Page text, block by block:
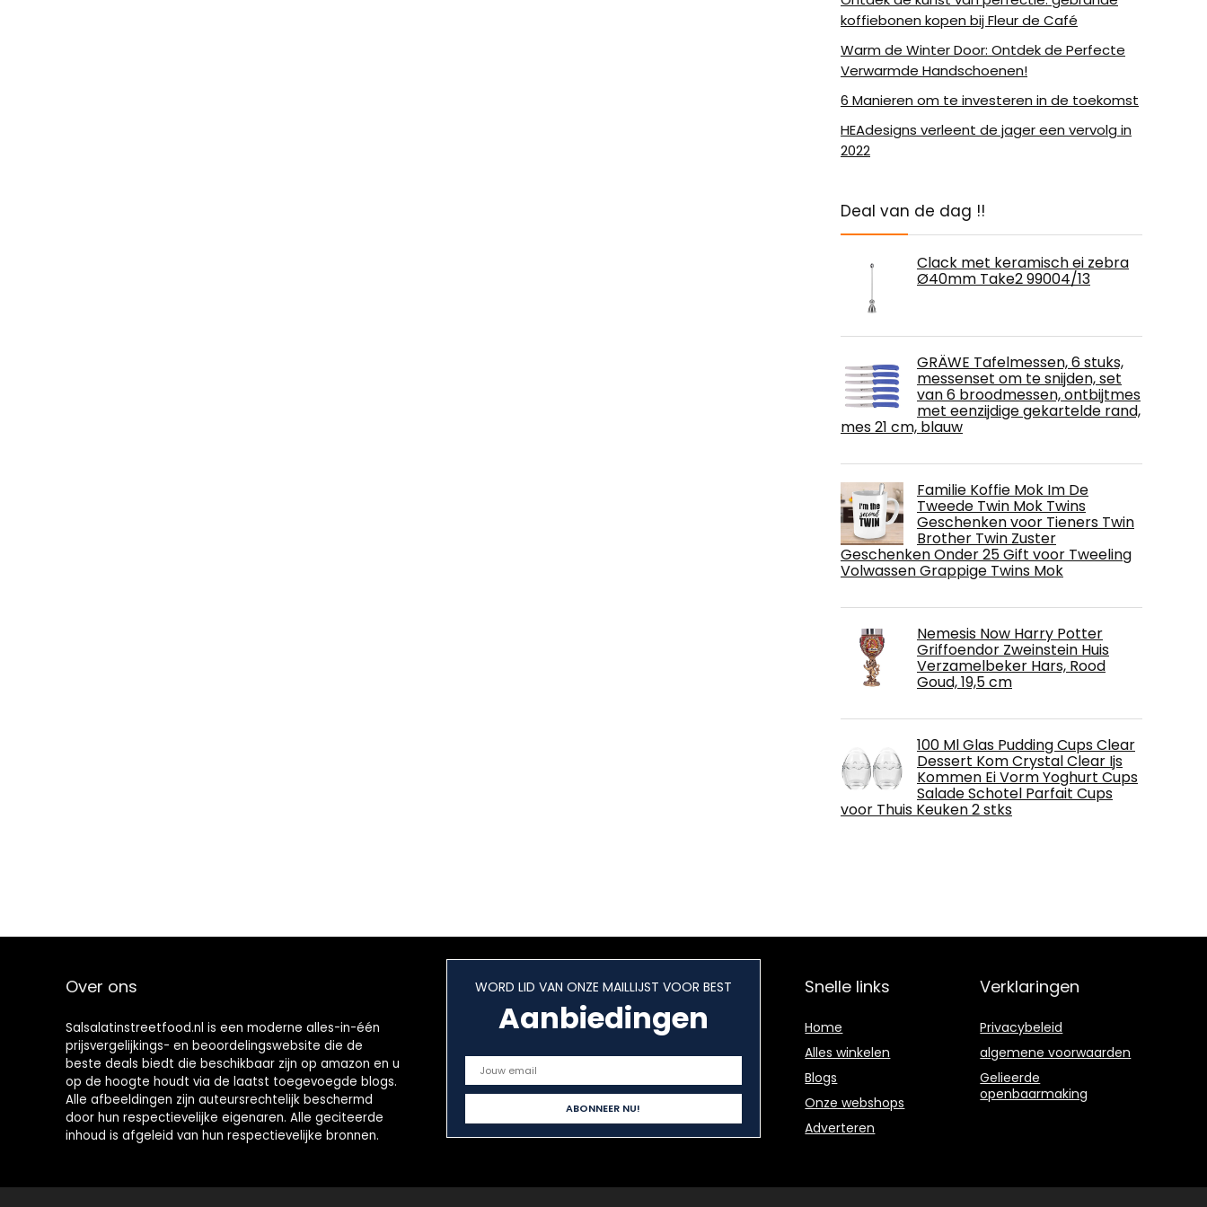
koffiebonen kopen bij Fleur de Café
Warm de Winter Door: Ontdek de Perfecte
Verwarmde Handschoenen!
6 Manieren om te investeren in de toekomst
HEAdesigns verleent de jager een vervolg in
2022
Deal van de dag !!
Clack met keramisch ei zebra
Ø40mm Take2 99004/13
GRÄWE Tafelmessen, 6 stuks,
messenset om te snijden, set
van 6 broodmessen, ontbijtmes
met eenzijdige gekartelde rand,
mes 21 cm, blauw
Familie Koffie Mok Im De
Tweede Twin Mok Twins
Geschenken voor Tieners Twin
Brother Twin Zuster
Geschenken Onder 25 Gift voor Tweeling
Volwassen Grappige Twins Mok
Nemesis Now Harry Potter
Griffoendor Zweinstein Huis
Verzamelbeker Hars, Rood
Goud, 19,5 cm
100 Ml Glas Pudding Cups Clear
Dessert Kom Crystal Clear Ijs
Kommen Ei Vorm Yoghurt Cups
Salade Schotel Parfait Cups
voor Thuis Keuken 2 stks
Over ons
Salsalatinstreetfood.nl is een moderne alles-in-één
prijsvergelijkings- en beoordelingswebsite die de
beste deals biedt die beschikbaar zijn op amazon en u
op de hoogte houdt via de laatst toegevoegde blogs.
Alle afbeeldingen zijn auteursrechtelijk beschermd
door hun respectievelijke eigenaren. Alle geciteerde
inhoud is afgeleid van hun respectievelijke bronnen.
WORD LID VAN ONZE MAILLIJST VOOR BEST
Aanbiedingen
Snelle links
Home
Alles winkelen
Blogs
Onze webshops
Adverteren
Verklaringen
Privacybeleid
algemene voorwaarden
Gelieerde
openbaarmaking